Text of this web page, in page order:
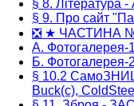
§ 8. Література -
§ 9. Про сайт
❎ ★ ЧАСТИНА №
А. Фотогалерея-
Б. Фотогалерея-
§ 10.2
Buck(c),